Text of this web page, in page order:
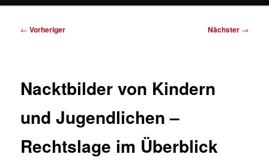
Beitragsnavigation
← Vorheriger Nächster →
Nacktbilder von Kindern
und Jugendlichen –
Rechtslage im Überblick